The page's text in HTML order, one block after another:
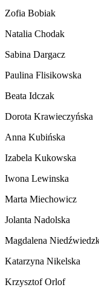
Zofia Bobiak
Natalia Chodak
Sabina Dargacz
Paulina Flisikowska
Beata Idczak
Dorota Krawieczyńska
Anna Kubińska
Izabela Kukowska
Iwona Lewinska
Marta Miechowicz
Jolanta Nadolska
Magdalena
Katarzyna Nikelska
Krzysztof Orlof